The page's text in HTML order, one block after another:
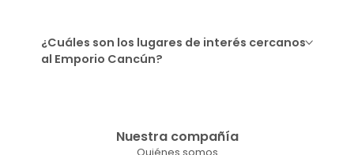
¿Cuáles son los lugares de interés cercanos
al Emporio Cancún?
Nuestra compañía